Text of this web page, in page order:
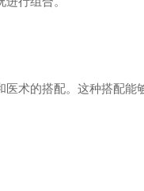
术的搭配。这种搭配能